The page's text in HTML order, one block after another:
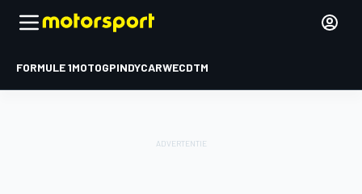
FORMULE 1MOTOGPINDYCARWECDTM